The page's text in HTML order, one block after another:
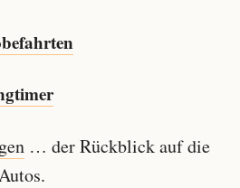
… der Rückblick auf die